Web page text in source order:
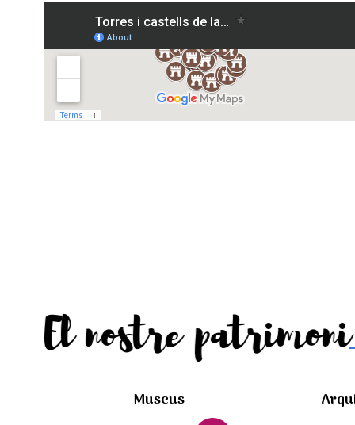
El nostre patrimoni
Museus